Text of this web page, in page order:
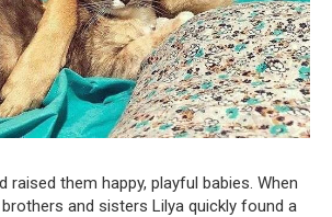
raised them happy, playful babies. When
and sisters Lilya quickly found a